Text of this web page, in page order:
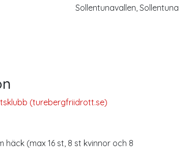
Sollentunavallen, Sollentuna
(turebergfriidrott.se)
häck (max 16 st, 8 st kvinnor och 8